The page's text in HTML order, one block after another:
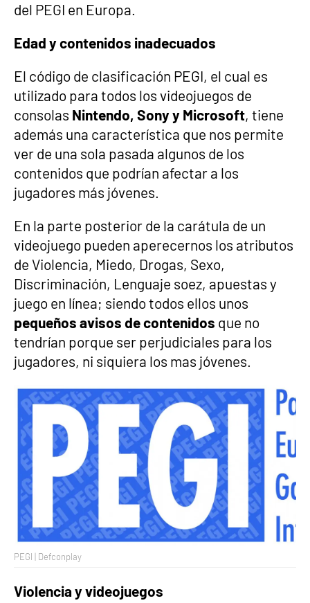
del PEGI en Europa.
Edad y contenidos inadecuados
El código de clasificación PEGI, el cual es
utilizado para todos los videojuegos de
consolas Nintendo, Sony y Microsoft, tiene
además una característica que nos permite
ver de una sola pasada algunos de los
contenidos que podrían afectar a los
jugadores más jóvenes.
En la parte posterior de la carátula de un
videojuego pueden aperecernos los atributos
de Violencia, Miedo, Drogas, Sexo,
Discriminación, Lenguaje soez, apuestas y
juego en línea; siendo todos ellos unos
pequeños avisos de contenidos que no
tendrían porque ser perjudiciales para los
jugadores, ni siquiera los mas jóvenes.
PEGI | Defconplay
Violencia y videojuegos